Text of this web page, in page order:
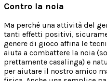
Contro la noia
Ma perché una attività del
tanti effetti positivi,
genere di gioco affina le
aiuta a combattere la noia
prettamente casalinga) e
per aiutare il nostro amico